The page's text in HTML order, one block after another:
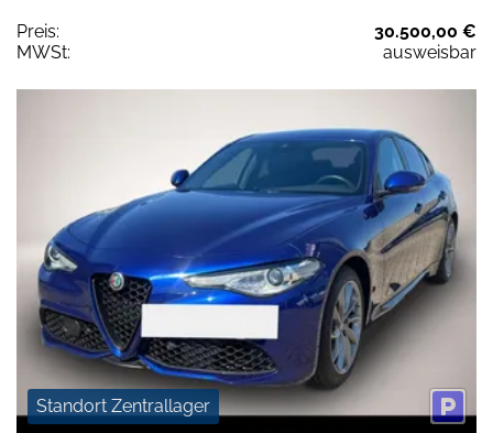
Preis:
30.500,00 €
MWSt:
ausweisbar
Standort Zentrallager